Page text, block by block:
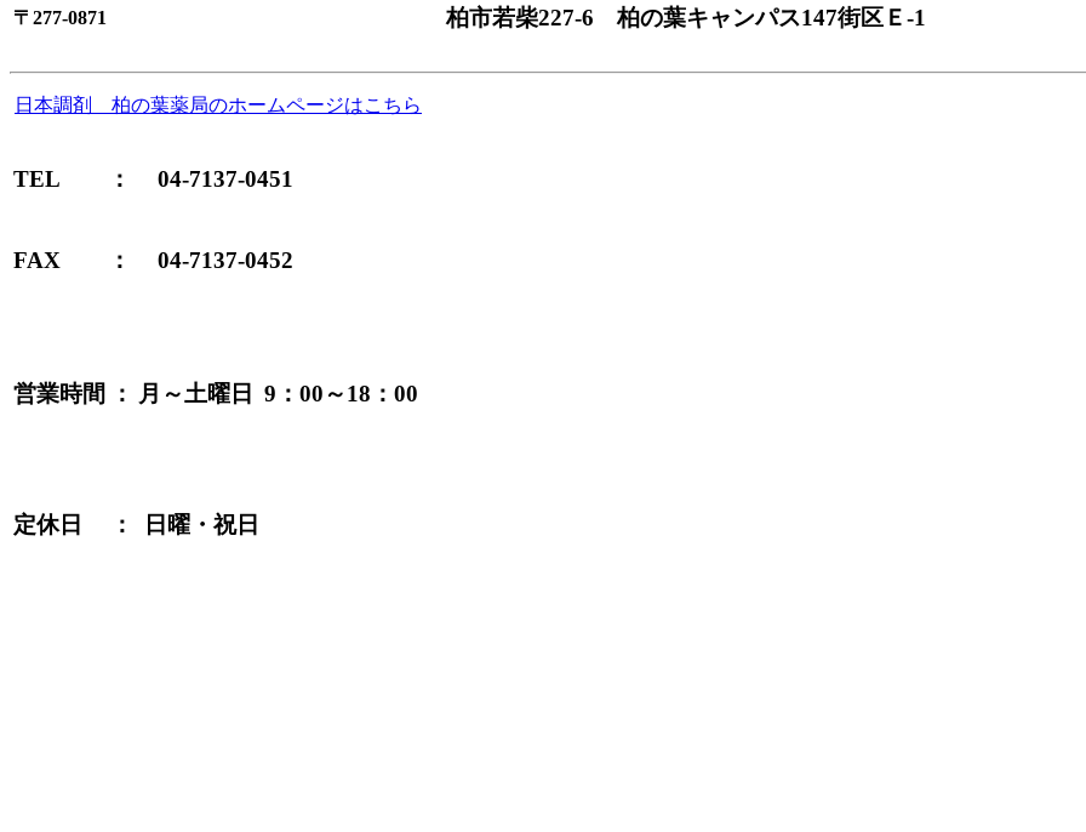
〒277-0871 柏市若柴227-6 柏の葉キャンパス147街区Ｅ-1
日本調剤 柏の葉薬局のホームページはこちら
TEL ： 04-7137-0451
FAX ： 04-7137-0452
営業時間 ： 月～土曜日 9：00～18：00
定休日 ： 日曜・祝日